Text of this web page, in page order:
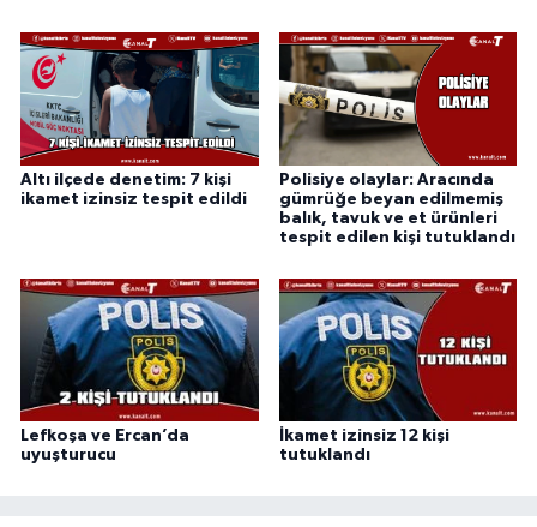
Altı ilçede denetim: 7 kişi
ikamet izinsiz tespit edildi
Polisiye olaylar: Aracında
gümrüğe beyan edilmemiş
balık, tavuk ve et ürünleri
tespit edilen kişi tutuklandı
Lefkoşa ve Ercan’da
uyuşturucu
İkamet izinsiz 12 kişi
tutuklandı